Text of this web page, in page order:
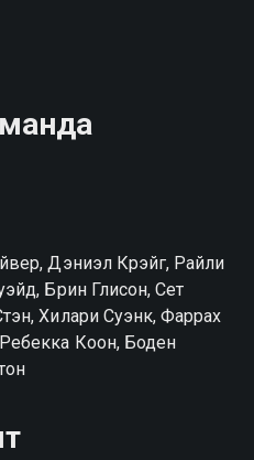
Дэниэл Крэйг, Райли
Брин Глисон, Сет
Хилари Суэнк, Фаррах
Коон, Боден